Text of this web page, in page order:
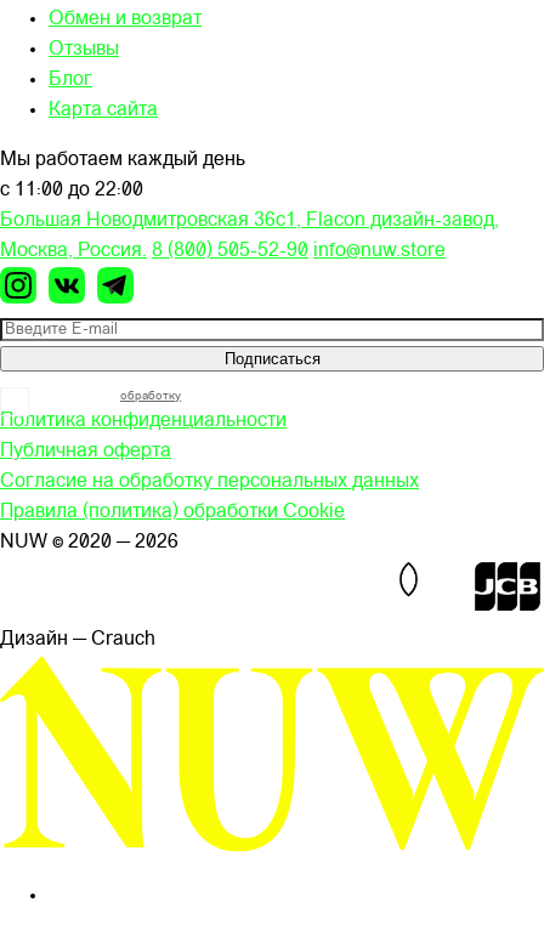
Обмен и возврат
Отзывы
Блог
Карта сайта
Мы работаем каждый день
с 11:00 до 22:00
Большая Новодмитровская 36c1, Flacon дизайн-завод,
Москва, Россия. 8 (800) 505-52-90 info@nuw.store
Подписаться
обработку
Политика конфиденциальности
Публичная оферта
Согласие на обработку персональных данных
Правила (политика) обработки Cookie
NUW © 2020 — 2026
Дизайн — Сrauch